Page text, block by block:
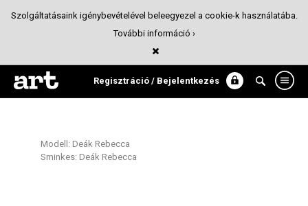
Regisztráció / Bejelentkezés
Curly
Pályázat
Modell: Deák Rebecca
Sminkes: Deák Rebecca
Szolgáltatásaink igénybevételével beleegyezel a cookie-k használatába.
További információ ›